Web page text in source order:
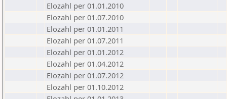
Elozahl per 01.01.2010
Elozahl per 01.07.2010
Elozahl per 01.01.2011
Elozahl per 01.07.2011
Elozahl per 01.01.2012
Elozahl per 01.04.2012
Elozahl per 01.07.2012
Elozahl per 01.10.2012